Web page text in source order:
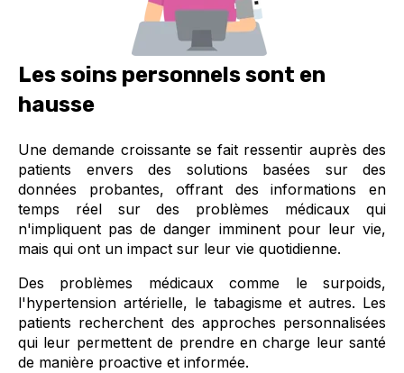
Les soins personnels sont en
hausse
Une demande croissante se fait ressentir auprès des
patients envers des solutions basées sur des
données probantes, offrant des informations en
temps réel sur des problèmes médicaux qui
n'impliquent pas de danger imminent pour leur vie,
mais qui ont un impact sur leur vie quotidienne.
Des problèmes médicaux comme le surpoids,
l'hypertension artérielle, le tabagisme et autres. Les
patients recherchent des approches personnalisées
qui leur permettent de prendre en charge leur santé
de manière proactive et informée.